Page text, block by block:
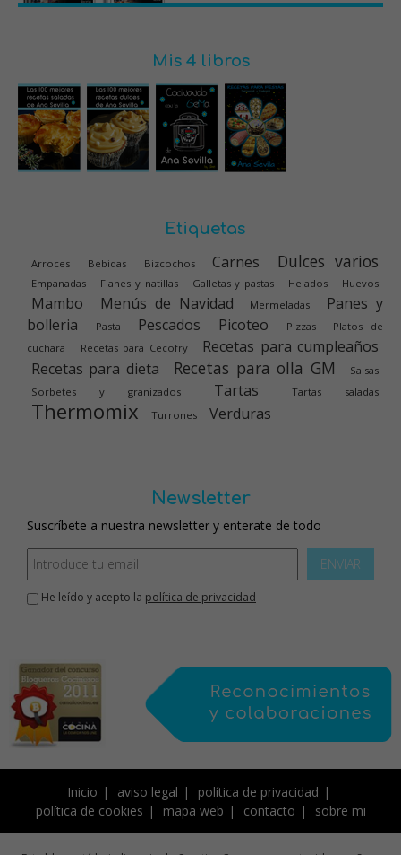
Mis 4 libros
Etiquetas
Arroces Bebidas Bizcochos Carnes Dulces varios
Empanadas Flanes y natillas Galletas y pastas Helados Huevos
Mambo Menús de Navidad Mermeladas
Panes y
bolleria
Pasta Pescados Picoteo Pizzas
Platos de
cuchara
Recetas para Cecofry
Recetas para cumpleaños
Recetas para dieta
Recetas para olla GM
Salsas
Sorbetes y granizados
Tartas Tartas saladas
Thermomix Turrones Verduras
Newsletter
Suscríbete a nuestra newsletter y enterate de todo
ENVIAR
He leído y acepto la política de privacidad
Inicio aviso legal
política de privacidad
política de cookies
mapa web contacto sobre mi